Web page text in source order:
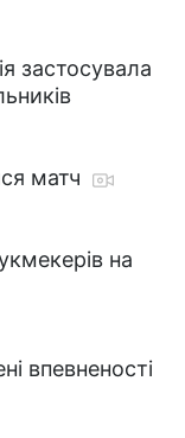
застосувала
матч
на
впевненості